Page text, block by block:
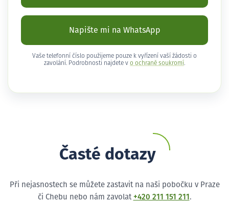
Napište mi na WhatsApp
Vaše telefonní číslo použijeme pouze k vyřízení vaší žádosti o
zavolání. Podrobnosti najdete v o ochraně soukromí .
Časté dotazy
Při nejasnostech se můžete zastavit na naši pobočku v Praze
či Chebu nebo nám zavolat +420 211 151 211 .